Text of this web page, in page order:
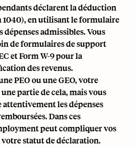
déclarent la déduction
1040),en utilisant le formulaire
admissibles. Vous
de formulaires de support
etForm W-9pour la
des revenus.
PEO ou une GEO, votre
partie de cela, mais vous
les dépenses
Dans ces
peut compliquer vos
statut de déclaration.